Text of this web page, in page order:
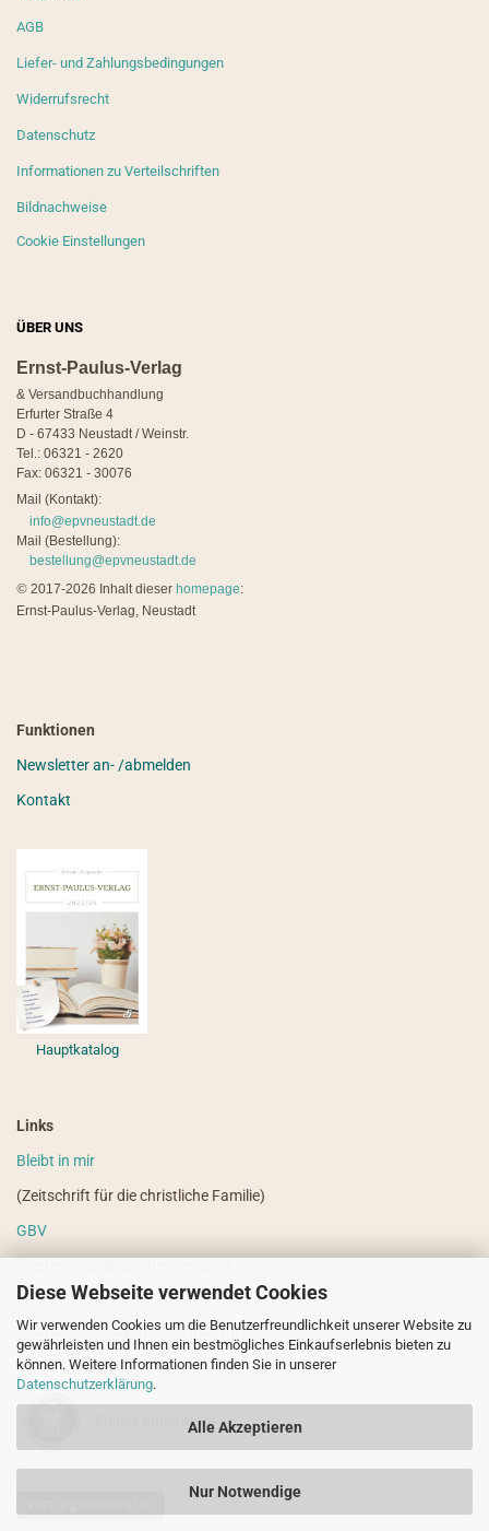
Diese Webseite verwendet Cookies
Wir verwenden Cookies um die Benutzerfreundlichkeit unserer Website zu
gewährleisten und Ihnen ein bestmögliches Einkaufserlebnis bieten zu
können. Weitere Informationen finden Sie in unserer
Datenschutzerklärung.
Alle Akzeptieren
Nur Notwendige
AGB
Liefer- und Zahlungsbedingungen
Widerrufsrecht
Datenschutz
Informationen zu Verteilschriften
Bildnachweise
Cookie Einstellungen
ÜBER UNS
Ernst-Paulus-Verlag
& Versandbuchhandlung
Erfurter Straße 4
D - 67433 Neustadt / Weinstr.
Tel.: 06321 - 2620
Fax: 06321 - 30076
Mail (Kontakt):
info@epvneustadt.de
Mail (Bestellung):
bestellung@epvneustadt.de
© 2017-2026 Inhalt dieser homepage:
Ernst-Paulus-Verlag, Neustadt
Funktionen
Newsletter an- /abmelden
Kontakt
Hauptkatalog
Links
Bleibt in mir
(Zeitschrift für die christliche Familie)
GBV
VdHS
(weitere evangelistische Literatur)
Sicher einkaufen!